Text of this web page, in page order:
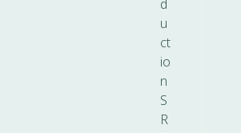
d
u
ct
io
n
S
R